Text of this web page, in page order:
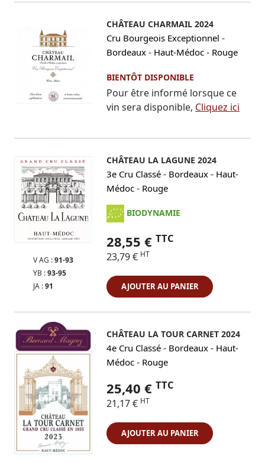
CHÂTEAU CHARMAIL 2024
Cru Bourgeois Exceptionnel -
Bordeaux - Haut-Médoc - Rouge
BIENTÔT DISPONIBLE
Pour être informé lorsque ce
vin sera disponible, Cliquez ici
V AG :91-93
YB :93-95
JA :91
CHÂTEAU LA LAGUNE 2024
3e Cru Classé - Bordeaux - Haut-
Médoc - Rouge
BIODYNAMIE
28,55 € TTC
23,79 € HT
AJOUTER AU PANIER
CHÂTEAU LA TOUR CARNET 2024
4e Cru Classé - Bordeaux - Haut-
Médoc - Rouge
25,40 € TTC
21,17 € HT
AJOUTER AU PANIER